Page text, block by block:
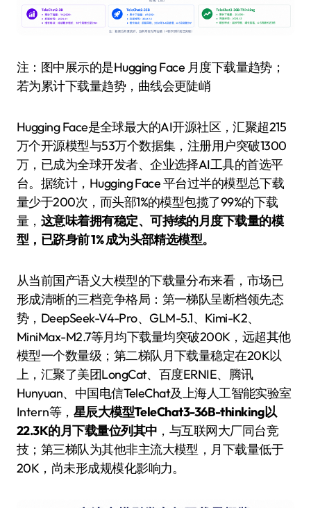
注：图中展示的是Hugging Face 月度下载量趋势；
若为累计下载量趋势，曲线会更陡峭
Hugging Face是全球最大的AI开源社区，汇聚超215
万个开源模型与53万个数据集，注册用户突破1300
万，已成为全球开发者、企业选择AI工具的首选平
台。据统计，Hugging Face 平台过半的模型总下载
量少于200次，而头部1%的模型包揽了99%的下载
量， 这意味着拥有稳定、可持续的月度下载量的模
型，已跻身前 1% 成为头部精选模型。
从当前国产语义大模型的下载量分布来看，市场已
形成清晰的三档竞争格局：第一梯队呈断档领先态
势，DeepSeek-V4-Pro、GLM-5.1、Kimi-K2、
MiniMax-M2.7等月均下载量均突破200K，远超其他
模型一个数量级；第二梯队月下载量稳定在20K以
上，汇聚了美团LongCat、百度ERNIE、腾讯
Hunyuan、中国电信TeleChat及上海人工智能实验室
Intern等， 星辰大模型TeleChat3-36B-thinking以
22.3K的月下载量位列其中 ，与互联网大厂同台竞
技；第三梯队为其他非主流大模型，月下载量低于
20K，尚未形成规模化影响力。